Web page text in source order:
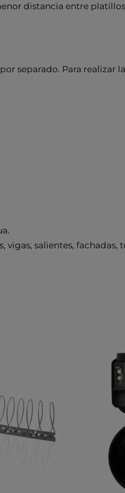
distancia entre platillos
separado. Para
vigas, salientes,